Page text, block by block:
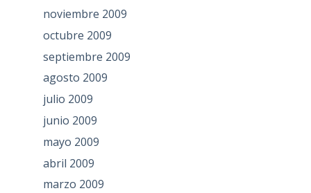
noviembre 2009
octubre 2009
septiembre 2009
agosto 2009
julio 2009
junio 2009
mayo 2009
abril 2009
marzo 2009